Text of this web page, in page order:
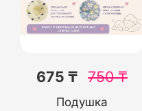
675 ₸ 750₸
Подушка